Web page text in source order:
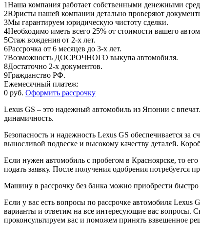
1Наша компания работает собственными денежными
2Юристы нашей компании детально проверяют
3Мы гарантируем юридическую чистоту сделки.
4Необходимо иметь всего 25% от стоимости вашего
5Стаж вождения от 2-х лет.
6Рассрочка от 6 месяцев до 3-х лет.
7Возможность ДОСРОЧНОГО выкупа автомобиля.
8Достаточно 2-х документов.
9Гражданство РФ.
Ежемесячный платеж:
0 руб. Оформить рассрочку
Lexus GS – это надежный автомобиль из Японии с
динамичность.
Безопасность и надежность Lexus GS обеспечивается за
выносливой подвеске и высокому качеству деталей.
Если нужен автомобиль с пробегом в Красноярске, то
подать заявку. После получения одобрения потребуется
Машину в рассрочку без банка можно приобрести
Если у вас есть вопросы по рассрочке автомобиля
варианты и ответим на все интересующие вас вопросы.
проконсультируем вас и поможем принять взвешенное